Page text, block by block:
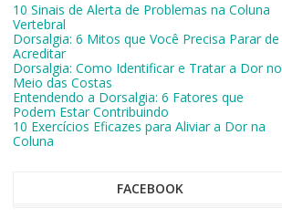
10 Sinais de Alerta de Problemas na Coluna
Vertebral
Dorsalgia: 6 Mitos que Você Precisa Parar de
Acreditar
Dorsalgia: Como Identificar e Tratar a Dor no
Meio das Costas
Entendendo a Dorsalgia: 6 Fatores que
Podem Estar Contribuindo
10 Exercícios Eficazes para Aliviar a Dor na
Coluna
FACEBOOK